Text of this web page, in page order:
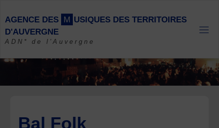
content
AGENCE DES M USIQUES DES TERRITOIRES
D'AUVERGNE
ADN* de l'Auvergne
Bal Folk